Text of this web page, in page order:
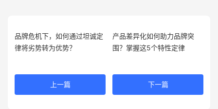
品牌危机下，如何通过坦诚定
律将劣势转为优势？
上一篇
产品差异化如何助力品牌突
围？掌握这5个特性定律
下一篇